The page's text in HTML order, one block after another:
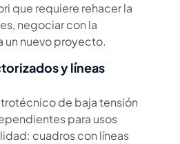
que requiere rehacer la
negociar con la
nuevo proyecto.
y líneas
de baja tensión
para usos
cuadros con líneas